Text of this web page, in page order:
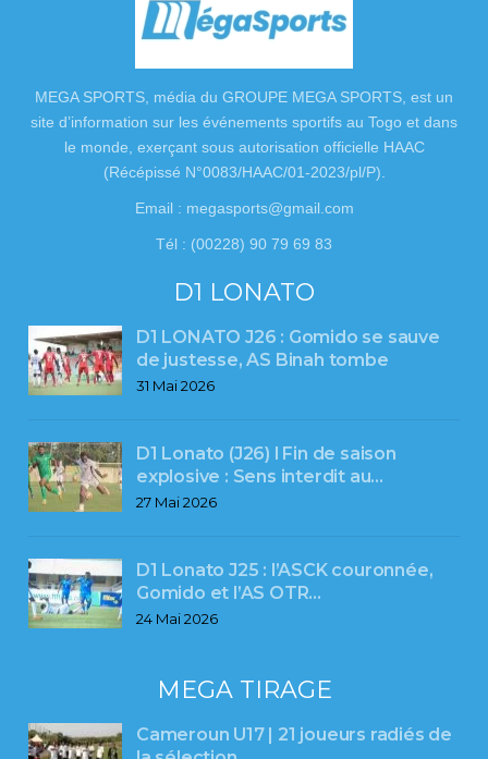
MEGA SPORTS, média du GROUPE MEGA SPORTS, est un
site d’information sur les événements sportifs au Togo et dans
le monde, exerçant sous autorisation officielle HAAC
(Récépissé N°0083/HAAC/01-2023/pl/P).
Email : megasports@gmail.com
Tél : (00228) 90 79 69 83
D1 LONATO
D1 LONATO J26 : Gomido se sauve
de justesse, AS Binah tombe
31 Mai 2026
D1 Lonato (J26) l Fin de saison
explosive : Sens interdit au…
27 Mai 2026
D1 Lonato J25 : l’ASCK couronnée,
Gomido et l’AS OTR…
24 Mai 2026
MEGA TIRAGE
Cameroun U17 | 21 joueurs radiés de